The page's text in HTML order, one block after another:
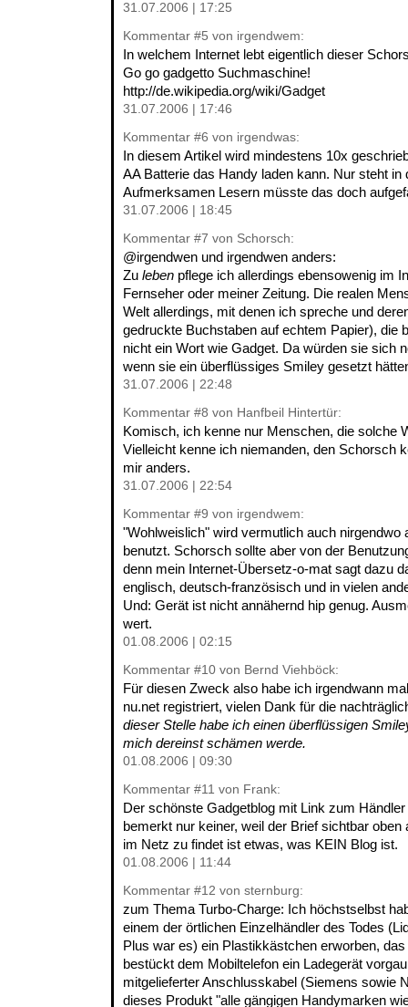
31.07.2006 | 17:25
Kommentar #5 von irgendwem:
In welchem Internet lebt eigentlich dieser
Go go gadgetto Suchmaschine!
http://de.wikipedia.org/wiki/Gadget
31.07.2006 | 17:46
Kommentar #6 von irgendwas:
In diesem Artikel wird mindestens 10x
AA Batterie das Handy laden kann. Nur steht in
Aufmerksamen Lesern müsste das doch
31.07.2006 | 18:45
Kommentar #7 von Schorsch:
@irgendwen und irgendwen anders:
Zu leben pflege ich allerdings ebensowenig im
Fernseher oder meiner Zeitung. Die realen
Welt allerdings, mit denen ich spreche und
gedruckte Buchstaben auf echtem Papier), die
nicht ein Wort wie Gadget. Da würden sie sich
wenn sie ein überflüssiges Smiley gesetzt
31.07.2006 | 22:48
Kommentar #8 von Hanfbeil Hintertür:
Komisch, ich kenne nur Menschen, die solche
Vielleicht kenne ich niemanden, den Schorsch
mir anders.
31.07.2006 | 22:54
Kommentar #9 von irgendwem:
"Wohlweislich" wird vermutlich auch nirgendwo
benutzt. Schorsch sollte aber von der
denn mein Internet-Übersetz-o-mat sagt dazu
englisch, deutsch-französisch und in vielen
Und: Gerät ist nicht annähernd hip genug.
wert.
01.08.2006 | 02:15
Kommentar #10 von Bernd Viehböck:
Für diesen Zweck also habe ich irgendwann
nu.net registriert, vielen Dank für die
dieser Stelle habe ich einen überflüssigen
mich dereinst schämen werde.
01.08.2006 | 09:30
Kommentar #11 von Frank:
Der schönste Gadgetblog mit Link zum
bemerkt nur keiner, weil der Brief sichtbar oben
im Netz zu findet ist etwas, was KEIN Blog ist.
01.08.2006 | 11:44
Kommentar #12 von sternburg:
zum Thema Turbo-Charge: Ich höchstselbst
einem der örtlichen Einzelhändler des Todes
Plus war es) ein Plastikkästchen erworben,
bestückt dem Mobiltelefon ein Ladegerät
mitgelieferter Anschlusskabel (Siemens sowie
dieses Produkt "alle gängigen Handymarken